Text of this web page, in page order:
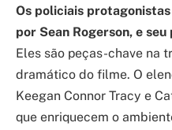
Os policiais
por Sean Rogerson, e
Eles são peças-chave na
dramático do filme. O
Keegan Connor Tracy e
que enriquecem o